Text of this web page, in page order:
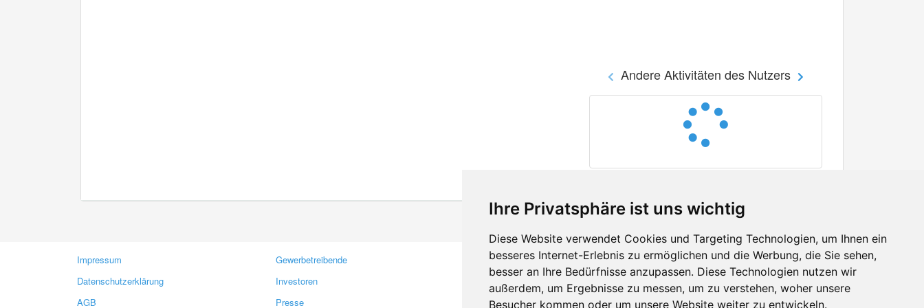
Ihre Privatsphäre ist uns wichtig
Diese Website verwendet Cookies und Targeting Technologien, um Ihnen ein
besseres Internet-Erlebnis zu ermöglichen und die Werbung, die Sie sehen,
besser an Ihre Bedürfnisse anzupassen. Diese Technologien nutzen wir
außerdem, um Ergebnisse zu messen, um zu verstehen, woher unsere
Besucher kommen oder um unsere Website weiter zu entwickeln.
Andere Aktivitäten des Nutzers
Impressum
Datenschutzerklärung
AGB
Gewerbetreibende
Investoren
Presse
Kontakt
Feedback
Fehler melden
Facebook
Twitter
YouTube